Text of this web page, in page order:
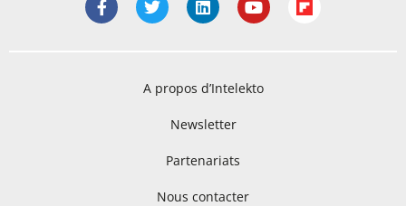
A propos d’Intelekto
Newsletter
Partenariats
Nous contacter